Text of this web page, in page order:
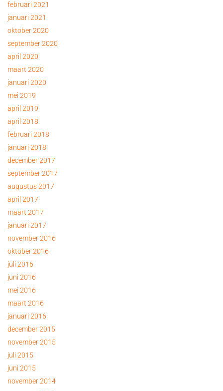
februari 2021
januari 2021
oktober 2020
september 2020
april 2020
maart 2020
januari 2020
mei 2019
april 2019
april 2018
februari 2018
januari 2018
december 2017
september 2017
augustus 2017
april 2017
maart 2017
januari 2017
november 2016
oktober 2016
juli 2016
juni 2016
mei 2016
maart 2016
januari 2016
december 2015
november 2015
juli 2015
juni 2015
november 2014